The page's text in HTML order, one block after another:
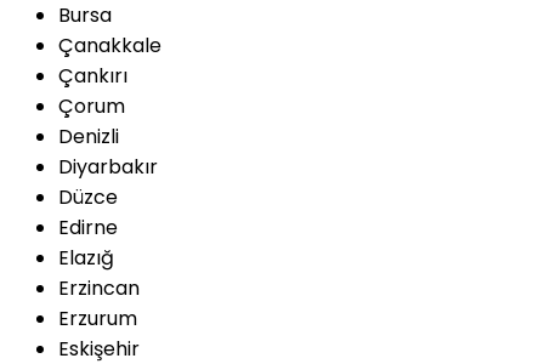
Bursa
Çanakkale
Çankırı
Çorum
Denizli
Diyarbakır
Düzce
Edirne
Elazığ
Erzincan
Erzurum
Eskişehir